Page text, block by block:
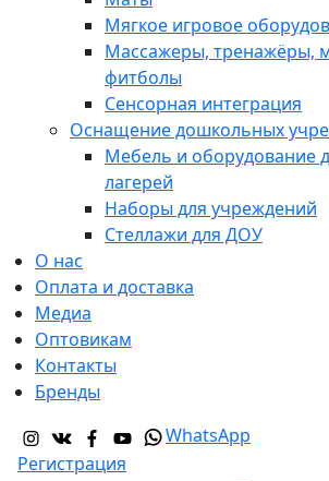
Мягкое игровое
Массажеры, тренажёры,
фитболы
Сенсорная интеграция
Оснащение дошкольных
Мебель и оборудование
лагерей
Наборы для учреждений
Стеллажи для ДОУ
О нас
Оплата и доставка
Медиа
Оптовикам
Контакты
Бренды
WhatsApp
Регистрация